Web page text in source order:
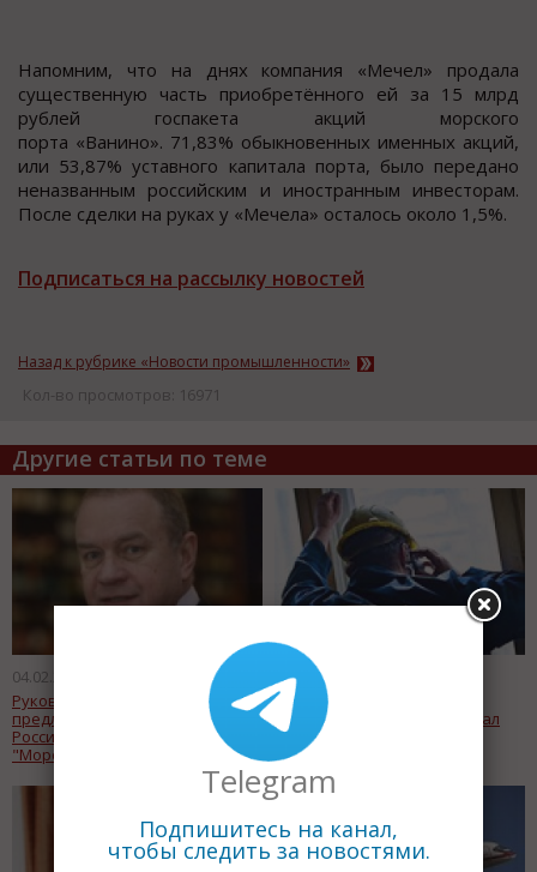
Напомним, что на днях компания «Мечел» продала
существенную часть приобретённого ей за 15 млрд
рублей госпакета акций морского
порта «Ванино». 71,83% обыкновенных именных акций,
или 53,87% уставного капитала порта, было передано
неназванным российским и иностранным инвесторам.
После сделки на руках у «Мечела» осталось около 1,5%.
Подписаться на рассылку новостей
Назад к рубрике «Новости промышленности»
Кол-во просмотров: 16971
Другие статьи по теме
04.02.2013
Руководство РКК "Энергия"
предложило правительству
России стать собственником
"Морского старта"
29.01.2013
Акционеры «Норникеля»
сократили уставный капитал
компании на 9,7%
Telegram
Подпишитесь на канал,
чтобы следить за новостями.